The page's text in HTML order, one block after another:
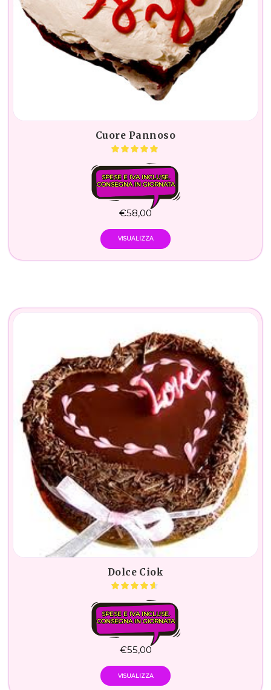
Cuore Pannoso
SPESE E IVA INCLUSE.
CONSEGNA IN GIORNATA
€58,00
VISUALIZZA
Dolce Ciok
SPESE E IVA INCLUSE.
CONSEGNA IN GIORNATA
€55,00
VISUALIZZA